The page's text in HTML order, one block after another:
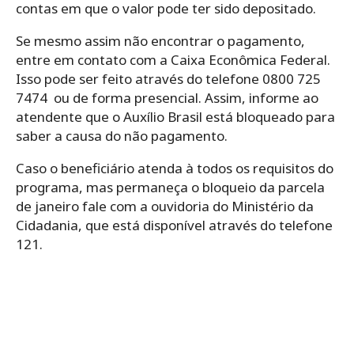
contas em que o valor pode ter sido depositado.
Se mesmo assim não encontrar o pagamento,
entre em contato com a Caixa Econômica Federal.
Isso pode ser feito através do telefone 0800 725
7474 ou de forma presencial. Assim, informe ao
atendente que o Auxílio Brasil está bloqueado para
saber a causa do não pagamento.
Caso o beneficiário atenda à todos os requisitos do
programa, mas permaneça o bloqueio da parcela
de janeiro fale com a ouvidoria do Ministério da
Cidadania, que está disponível através do telefone
121.